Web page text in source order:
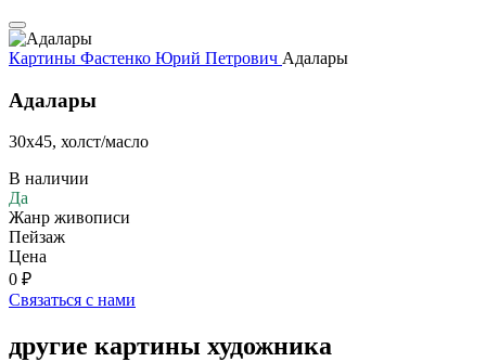
Картины Фастенко Юрий Петрович Адалары
Адалары
30х45, холст/масло
В наличии
Да
Жанр живописи
Пейзаж
Цена
0 ₽
Связаться с нами
другие картины художника